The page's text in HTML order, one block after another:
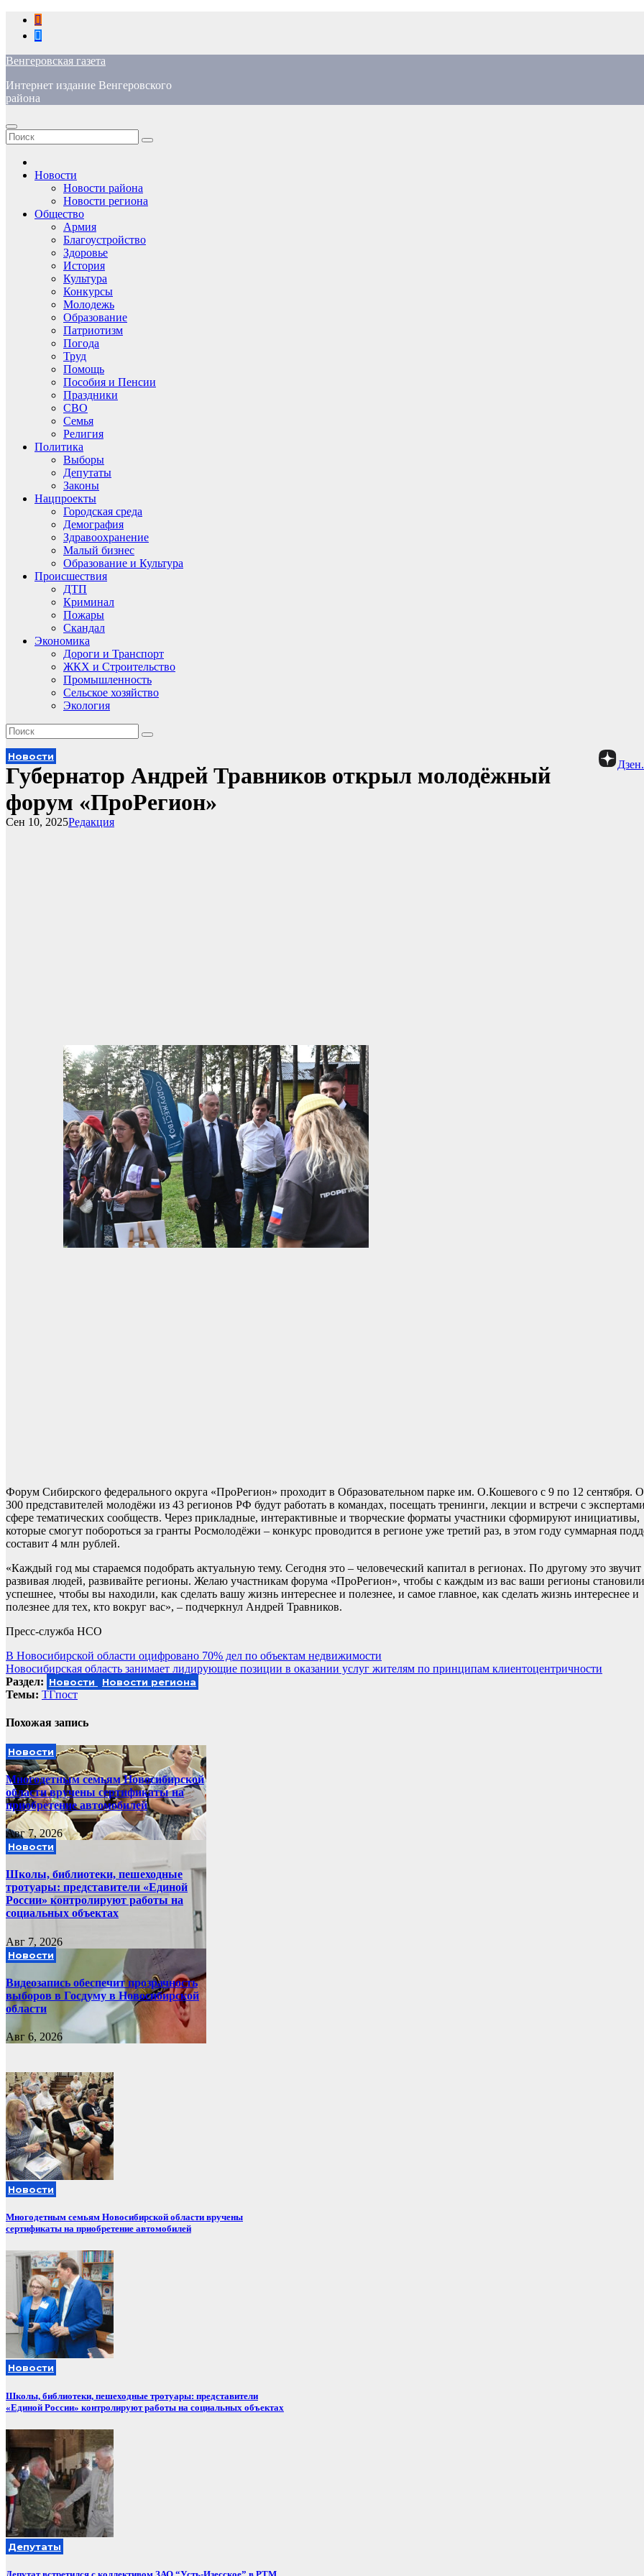
Перейти
содержимому
Венгеровская газета
Интернет издание Венгеровского
района
Новости
Новости района
Новости региона
Общество
Армия
Благоустройство
Здоровье
История
Культура
Конкурсы
Молодежь
Образование
Патриотизм
Погода
Труд
Помощь
Пособия и Пенсии
Праздники
СВО
Семья
Религия
Политика
Выборы
Депутаты
Законы
Нацпроекты
Городская среда
Демография
Здравоохранение
Малый бизнес
Образование и Культура
Происшествия
ДТП
Криминал
Пожары
Скандал
Экономика
Дороги и Транспорт
ЖКХ и Строительство
Промышленность
Сельское хозяйство
Экология
Новости
Губернатор Андрей Травников открыл молодёжный
форум «ПроРегион»
Редакция
Сен 10, 2025
Форум Сибирского федерального округа «ПроРегион» проходит в Образовательном парке им. О.Кошевого с 9 по 12 сентября.
300 представителей молодёжи из 43 регионов РФ будут работать в командах, посещать тренинги, лекции и встречи с
сфере тематических сообществ. Через прикладные, интерактивные и творческие форматы участники сформируют инициативы,
которые смогут побороться за гранты Росмолодёжи – конкурс проводится в регионе уже третий раз, в этом году суммарная
составит 4 млн рублей.
«Каждый год мы стараемся подобрать актуальную тему. Сегодня это – человеческий капитал в регионах. По другому это звучит
развивая людей, развивайте регионы. Желаю участникам форума «ПроРегион», чтобы с каждым из вас ваши регионы
успешнее, чтобы вы находили, как сделать вашу жизнь интереснее и полезнее, и самое главное, как сделать жизнь интереснее и
полезнее для тех, кто вокруг вас», – подчеркнул Андрей Травников.
Пресс-служба НСО
Навигация
по
записям
В Новосибирской области оцифровано 70% дел по объектам недвижимости
Новосибирская область занимает лидирующие позиции в оказании услуг жителям по принципам клиентоцентричности
Раздел: Новости Новости региона
Темы: ТГпост
Похожая запись
Новости
Многодетным семьям Новосибирской
области вручены сертификаты на
приобретение автомобилей
Авг 7, 2026
Новости
Школы, библиотеки, пешеходные
тротуары: представители «Единой
России» контролируют работы на
социальных объектах
Авг 7, 2026
Новости
Видеозапись обеспечит прозрачность
выборов в Госдуму в Новосибирской
области
Авг 6, 2026
Новости
Многодетным семьям Новосибирской области вручены
сертификаты на приобретение автомобилей
Новости
Школы, библиотеки, пешеходные тротуары: представители
«Единой России» контролируют работы на социальных объектах
Депутаты